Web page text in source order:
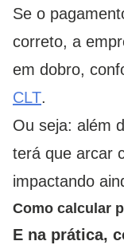
Se o
correto, a
em dobro,
CLT.
Ou seja: além
terá que arcar
impactando
Como calcular
E na prática,